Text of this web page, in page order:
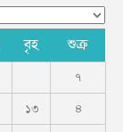
বৃহ শুক্র
৭
১৩ ৪